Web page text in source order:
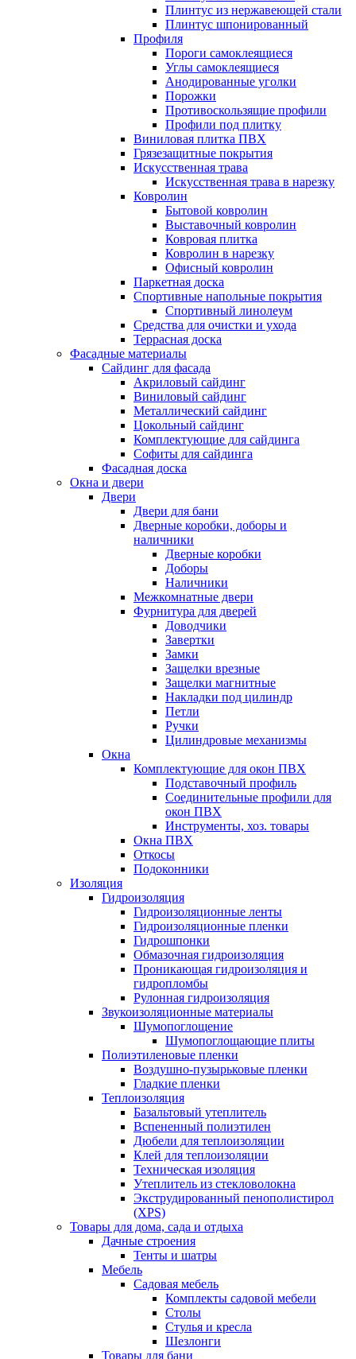
Плинтус из нержавеющей стали
Плинтус шпонированный
Профиля
Пороги самоклеящиеся
Углы самоклеящиеся
Анодированные уголки
Порожки
Противоскользящие профили
Профили под плитку
Виниловая плитка ПВХ
Грязезащитные покрытия
Искусственная трава
Искусственная трава в нарезку
Ковролин
Бытовой ковролин
Выставочный ковролин
Ковровая плитка
Ковролин в нарезку
Офисный ковролин
Паркетная доска
Спортивные напольные покрытия
Спортивный линолеум
Средства для очистки и ухода
Террасная доска
Фасадные материалы
Сайдинг для фасада
Акриловый сайдинг
Виниловый сайдинг
Металлический сайдинг
Цокольный сайдинг
Комплектующие для сайдинга
Софиты для сайдинга
Фасадная доска
Окна и двери
Двери
Двери для бани
Дверные коробки, доборы и
наличники
Дверные коробки
Доборы
Наличники
Межкомнатные двери
Фурнитура для дверей
Доводчики
Завертки
Замки
Защелки врезные
Защелки магнитные
Накладки под цилиндр
Петли
Ручки
Цилиндровые механизмы
Окна
Комплектующие для окон ПВХ
Подставочный профиль
Соединительные профили для
окон ПВХ
Инструменты, хоз. товары
Окна ПВХ
Откосы
Подоконники
Изоляция
Гидроизоляция
Гидроизоляционные ленты
Гидроизоляционные пленки
Гидрошпонки
Обмазочная гидроизоляция
Проникающая гидроизоляция и
гидропломбы
Рулонная гидроизоляция
Звукоизоляционные материалы
Шумопоглощение
Шумопоглощающие плиты
Полиэтиленовые пленки
Воздушно-пузырьковые пленки
Гладкие пленки
Теплоизоляция
Базальтовый утеплитель
Вспененный полиэтилен
Дюбели для теплоизоляции
Клей для теплоизоляции
Техническая изоляция
Утеплитель из стекловолокна
Экструдированный пенополистирол
(XPS)
Товары для дома, сада и отдыха
Дачные строения
Тенты и шатры
Мебель
Садовая мебель
Комплекты садовой мебели
Столы
Стулья и кресла
Шезлонги
Товары для бани